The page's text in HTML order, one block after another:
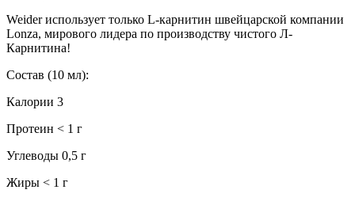
Weider использует только L-карнитин швейцарской компании
Lonza, мирового лидера по производству чистого Л-
Карнитина!
Состав (10 мл):
Калории 3
Протеин < 1 г
Углеводы 0,5 г
Жиры < 1 г